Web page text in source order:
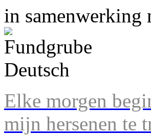
in samenwerking
Elke morgen
mijn hersenen te